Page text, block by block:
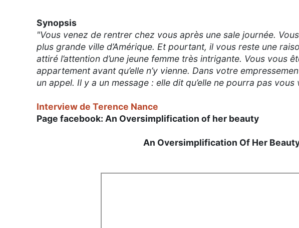
Synopsis
"Vous venez de rentrer chez vous après une sale journée.
plus grande ville d’Amérique. Et pourtant, il vous reste une
attiré l’attention d’une jeune femme très intrigante. Vous vous
appartement avant qu’elle n’y vienne. Dans votre
un appel. Il y a un message : elle dit qu’elle ne pourra pas vous
Interview de Terence Nance
Page facebook: An Oversimplification of her beauty
An Oversimplification Of Her